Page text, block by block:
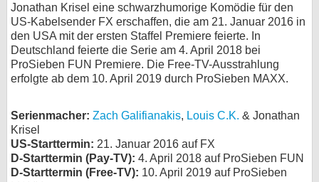
Jonathan Krisel eine schwarzhumorige Komödie für den
US-Kabelsender FX erschaffen, die am 21. Januar 2016 in
den USA mit der ersten Staffel Premiere feierte. In
Deutschland feierte die Serie am 4. April 2018 bei
ProSieben FUN Premiere. Die Free-TV-Ausstrahlung
erfolgte ab dem 10. April 2019 durch ProSieben MAXX.
Serienmacher: Zach Galifianakis, Louis C.K. & Jonathan
Krisel
US-Starttermin: 21. Januar 2016 auf FX
D-Starttermin (Pay-TV): 4. April 2018 auf ProSieben FUN
D-Starttermin (Free-TV): 10. April 2019 auf ProSieben
Gewinnspiele
Forum
bei X
Kontakt